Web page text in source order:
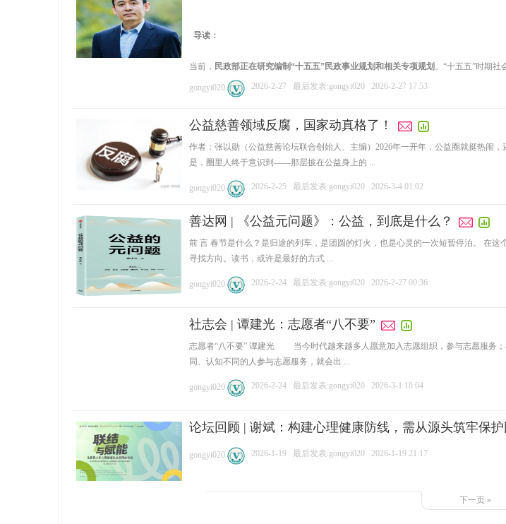
导读 ：
当前， 民政部正在研究编制“十五五”民政事业规划和相关专项规划 。“十五五”时期社
gongyi020 2026-2-27 最后发表:gongyi020 2026-2-27 17:53
公益慈善领域反腐，国家动真格了！
作者：张以勋（公益慈善论坛联合创始人、主编）2026年一开年，公益圈就挺热闹
是，圈里人终于意识到——那层披在公益身上的 ...
gongyi020 2026-2-25 最后发表:gongyi020 2026-3-4 01:02
善达网 | 《公益元问题》：公益，到底是什么？
前 言 春节是什么？是归途的列车，是团圆的灯火，也是心灵的一次短暂停泊。 在
寻找方向。读书，或许是最好的方式 ...
gongyi020 2026-2-24 最后发表:gongyi020 2026-2-27 00:36
社志会 | 谭建光：志愿者“八不要”
志愿者“八不要” 谭建光 当今时代越来越多人愿意加入志愿组织，参与志愿服务
同、认知不同的人参与志愿服务，就会出 ...
gongyi020 2026-2-24 最后发表:gongyi020 2026-3-1 18:04
论坛回顾 | 谢斌：构建心理健康防线，需从源头筑牢保
gongyi020 2026-1-19 最后发表:gongyi020 2026-1-19 21:17
下一页 »